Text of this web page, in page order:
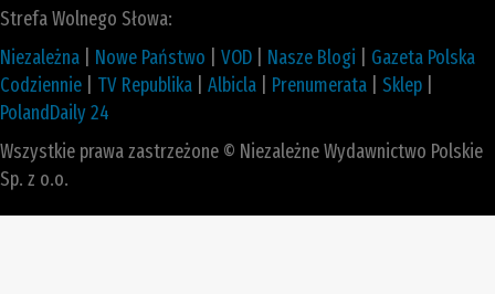
Strefa Wolnego Słowa:
Niezależna
Nowe Państwo VOD Nasze Blogi
Gazeta Polska
Codziennie
TV Republika Albicla Prenumerata Sklep
PolandDaily 24
Wszystkie prawa zastrzeżone © Niezależne Wydawnictwo Polskie
Sp. z o.o.